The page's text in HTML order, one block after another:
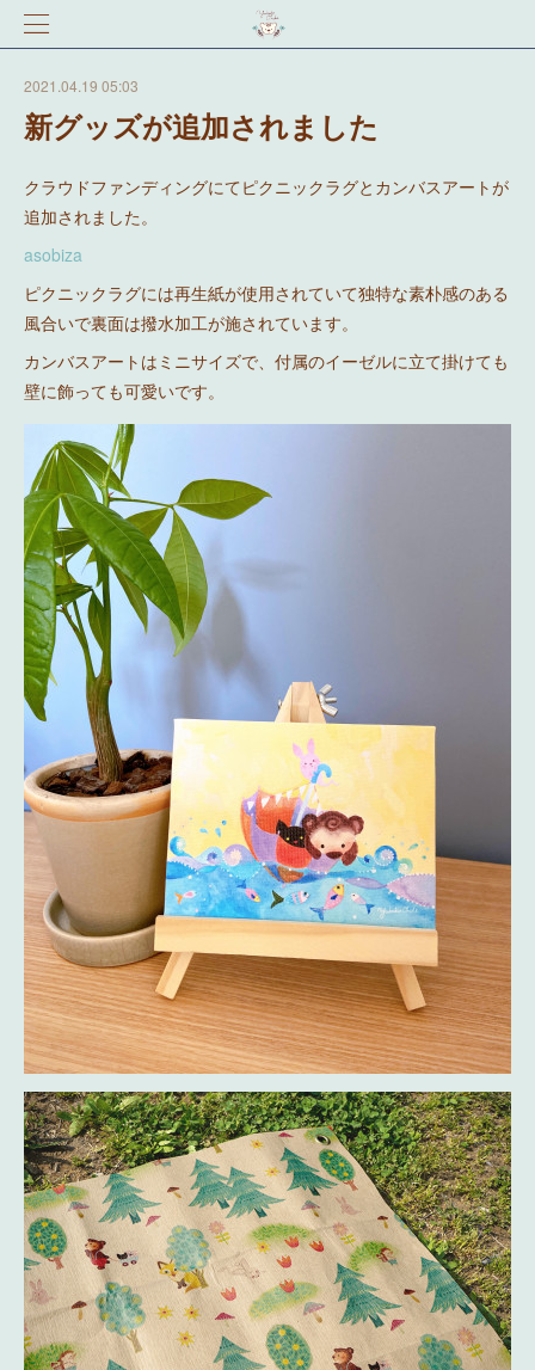
2021.04.19 05:03
新グッズが追加されました
クラウドファンディングにてピクニックラグとカンバスアートが
追加されました。
asobiza
ピクニックラグには再生紙が使用されていて独特な素朴感のある
風合いで裏面は撥水加工が施されています。
カンバスアートはミニサイズで、付属のイーゼルに立て掛けても
壁に飾っても可愛いです。